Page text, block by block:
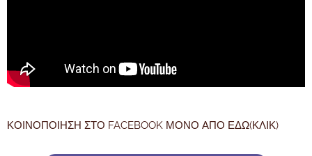
ΚΟΙΝΟΠΟΙΗΣΗ ΣΤΟ FACEBOOK ΜΟΝΟ ΑΠΟ ΕΔΩ(ΚΛΙΚ)